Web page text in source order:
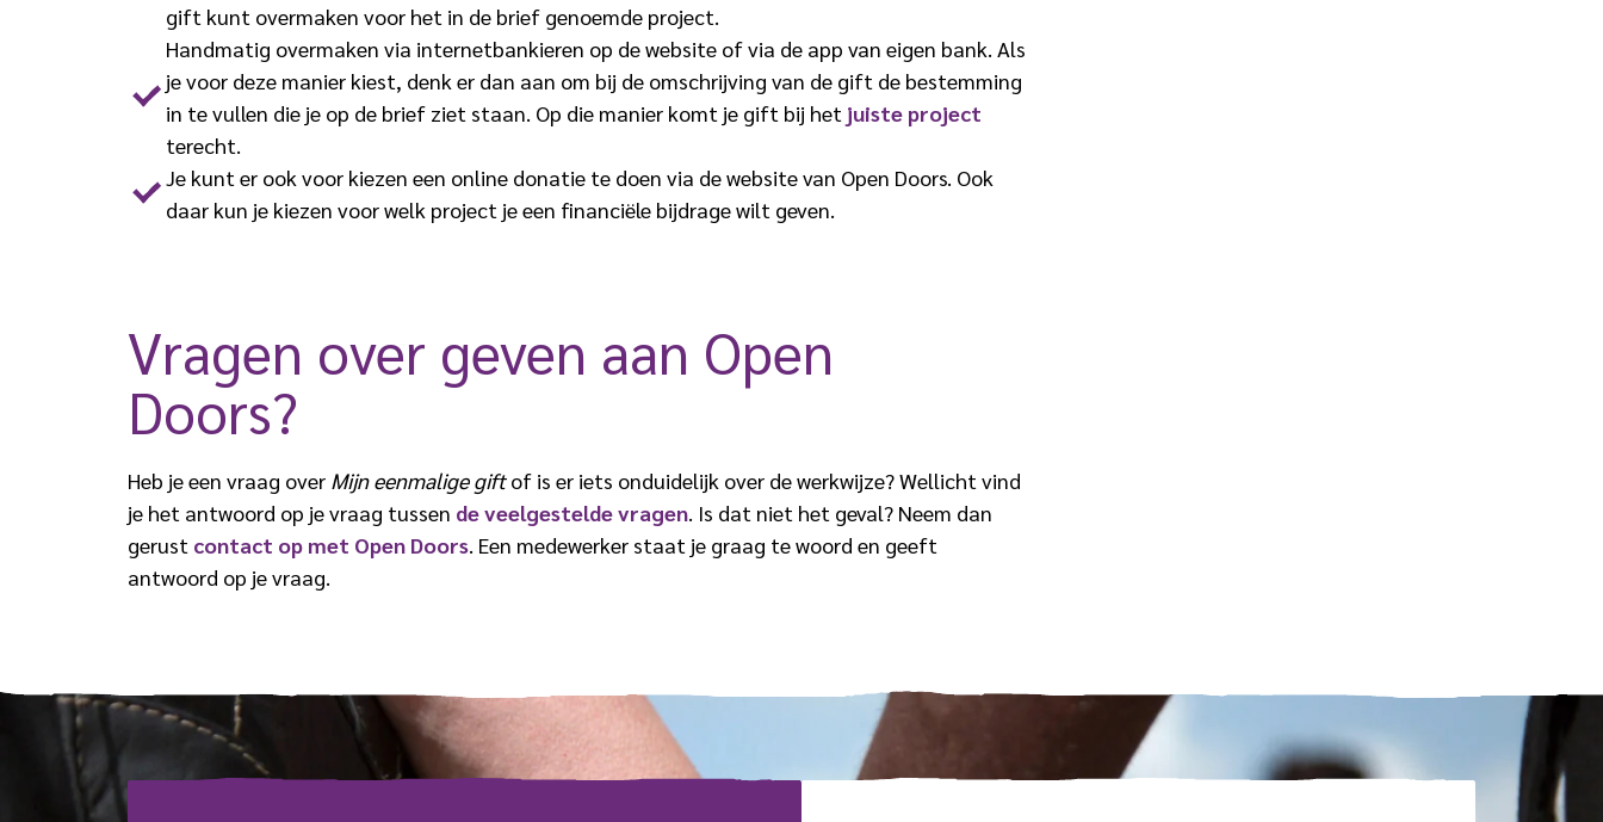
gift kunt overmaken voor het in de brief genoemde project.
Handmatig overmaken via internetbankieren op de website of via de app van eigen bank. Als
je voor deze manier kiest, denk er dan aan om bij de omschrijving van de gift de bestemming
in te vullen die je op de brief ziet staan. Op die manier komt je gift bij het juiste project
terecht.
Je kunt er ook voor kiezen een online donatie te doen via de website van Open Doors. Ook
daar kun je kiezen voor welk project je een financiële bijdrage wilt geven.
Vragen over geven aan Open
Doors?
Heb je een vraag over Mijn eenmalige giftof is er iets onduidelijk over de werkwijze? Wellicht vind
je het antwoord op je vraag tussen de veelgestelde vragen. Is dat niet het geval? Neem dan
gerust contact op met Open Doors. Een medewerker staat je graag te woord en geeft
antwoord op je vraag.